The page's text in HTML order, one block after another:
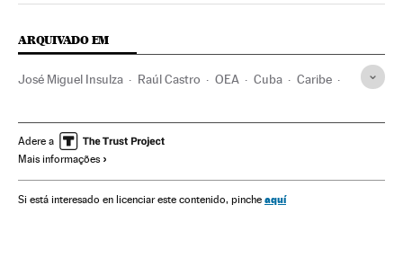
ARQUIVADO EM
José Miguel Insulza Raúl Castro OEA Cuba Caribe
América do Norte América
Relações exteriores
Adere a
Mais informações
Si está interesado en licenciar este contenido, pinche aquí